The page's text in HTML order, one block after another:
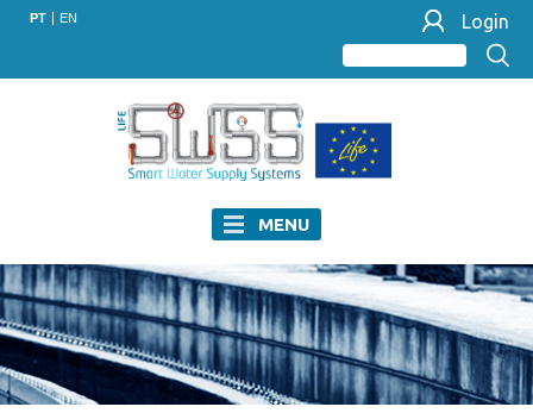
PT EN Login
MENU